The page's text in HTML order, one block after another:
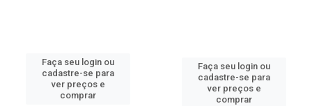
Faça seu login ou
cadastre-se para
ver preços e
comprar
Faça seu login ou
cadastre-se para
ver preços e
comprar